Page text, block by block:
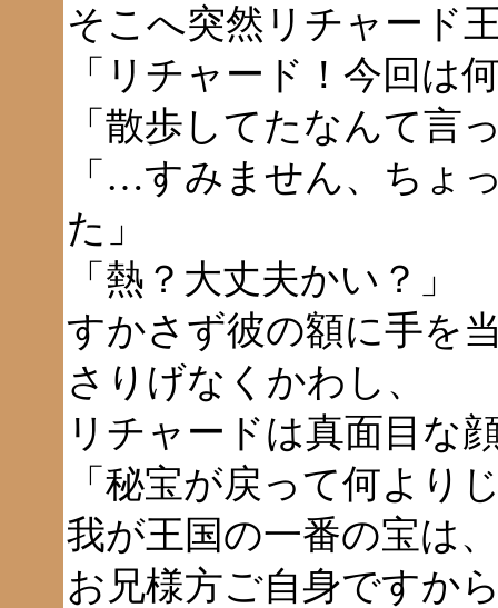
そこへ突然リチャード
「リチャード！今回は
「散歩してたなんて言
「…すみません、ちょ
た」
「熱？大丈夫かい？」
すかさず彼の額に手を
さりげなくかわし、
リチャードは真面目な
「秘宝が戻って何より
我が王国の一番の宝は、
お兄様方ご自身ですか